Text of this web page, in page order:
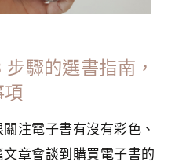
驟的選書指南，
項
注電子書有沒有彩色、
章會談到購買電子書的